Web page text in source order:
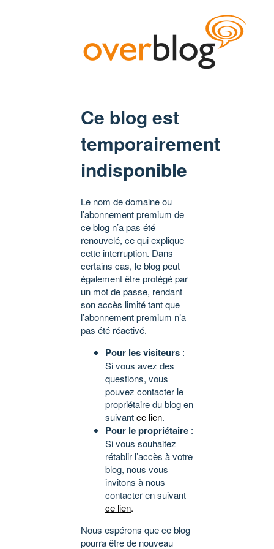
Ce blog est
temporairement
indisponible
Le nom de domaine ou
l’abonnement premium de
ce blog n’a pas été
renouvelé, ce qui explique
cette interruption. Dans
certains cas, le blog peut
également être protégé par
un mot de passe, rendant
son accès limité tant que
l’abonnement premium n’a
pas été réactivé.
Pour les visiteurs :
Si vous avez des
questions, vous
pouvez contacter le
propriétaire du blog en
suivantce lien.
Pour le propriétaire :
Si vous souhaitez
rétablir l’accès à votre
blog, nous vous
invitons à nous
contacter en suivant
ce lien.
Nous espérons que ce blog
pourra être de nouveau